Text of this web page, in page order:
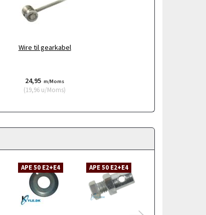
Wire til gearkabel
24,95 m/Moms
(19,96 u/Moms)
APE 50 E2+E4 APE 50 E2+E4